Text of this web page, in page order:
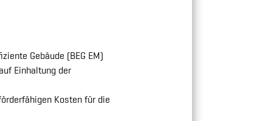
Gebäude (BEG EM)
Einhaltung der
Kosten für die